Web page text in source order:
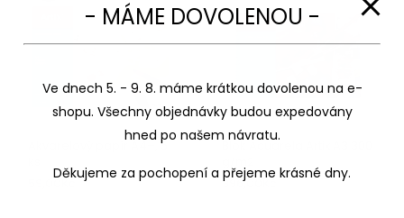
Akvarelový papír A4+, 5
59,00 Kč65,00Kč
396,00 Kč
- MÁME DOVOLENOU -
Ve dnech 5. - 9. 8. máme krátkou dovolenou na e-
shopu. Všechny objednávky budou expedovány
hned po našem návratu.
Děkujeme za pochopení a přejeme krásné dny.